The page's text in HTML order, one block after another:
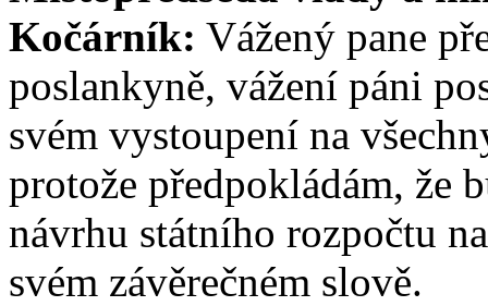
Kočárník: Vážený pane
poslankyně, vážení páni
svém vystoupení na
protože předpokládám, že
návrhu státního rozpočtu
svém závěrečném slově.